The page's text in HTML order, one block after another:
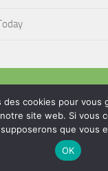
des cookies pour vous
site web. Si vous
que vous
OK